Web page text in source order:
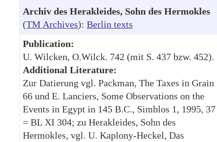
Archiv des Herakleides, Sohn des Hermokles
(TM Archives): Berlin texts
Publication:
U. Wilcken, O.Wilck. 742 (mit S. 437 bzw. 452).
Additional Literature:
Zur Datierung vgl. Packman, The Taxes in Grain
66 und E. Lanciers, Some Observations on the
Events in Egypt in 145 B.C., Simblos 1, 1995, 37
= BL XI 304; zu Herakleides, Sohn des
Hermokles, vgl. U. Kaplony-Heckel, Das